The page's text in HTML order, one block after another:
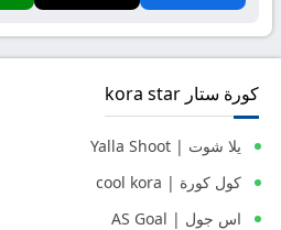
كورة ستار kora star
يلا شوت | Yalla Shoot
كول كورة | cool kora
اس جول | AS Goal